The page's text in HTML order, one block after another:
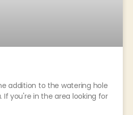
addition to the watering hole
If you're in the area looking for